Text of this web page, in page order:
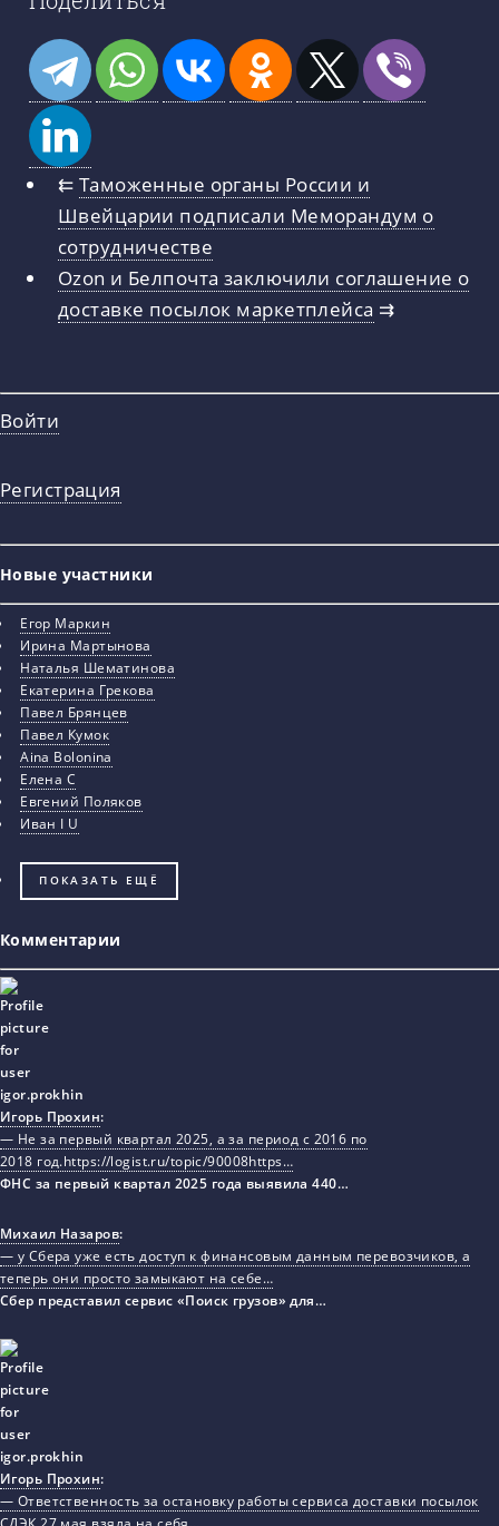
⇇ Таможенные органы России и
Швейцарии подписали Меморандум о
сотрудничестве
Ozon и Белпочта заключили соглашение о
доставке посылок маркетплейса ⇉
Войти
Регистрация
Новые участники
Егор Маркин
Ирина Мартынова
Наталья Шематинова
Екатерина Грекова
Павел Брянцев
Павел Кумок
Aina Bolonina
Елена С
Евгений Поляков
Иван I U
ПОКАЗАТЬ ЕЩЁ
Комментарии
Игорь Прохин:
— Не за первый квартал 2025, а за период с 2016 по
2018 год.https://logist.ru/topic/90008https…
ФНС за первый квартал 2025 года выявила 440…
Михаил Назаров:
— у Сбера уже есть доступ к финансовым данным перевозчиков, а
теперь они просто замыкают на себе…
Сбер представил сервис «Поиск грузов» для…
Игорь Прохин:
— Ответственность за остановку работы сервиса доставки посылок